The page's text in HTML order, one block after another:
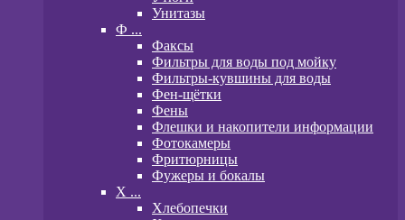
Унитазы
Ф ...
Факсы
Фильтры для воды под мойку
Фильтры-кувшины для воды
Фен-щётки
Фены
Флешки и накопители информации
Фотокамеры
Фритюрницы
Фужеры и бокалы
Х ...
Хлебопечки